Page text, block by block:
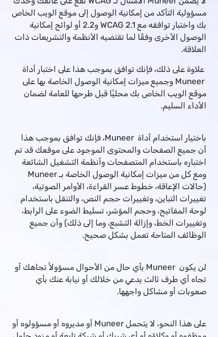
مسؤولية التأكد من إمكانية الوصول إلى موقع الويب الخاص
بك واختبار توافقه مع WCAG 2.1 و2.2 أو لوائح إمكانية
الوصول الأخرى وفقًا لما تقتضيه الأنظمة والتشريعات ذات
العلاقة.
علاوة على ذلك، فإنك توافق بموجب هذا على اختبار أداة
Muneer وجميع ميزات إمكانية الوصول الخاصة بها على
موقع الويب الخاص بك محليًا قبل طرحها للعامة لضمان
الأداء السليم.
باختيار استخدام أداة Muneer، فإنك توافق بموجب هذا
أن جميع الصفحات والمحتوى الموجود على موقعك قد تم
اختباره باستخدام المتصفحات وأنظمة التشغيل الشائعة
ومع كل من ميزات إمكانية الوصول الخاصة بـ Muneer
(حالات الإعاقة، خطوط عسر القراءة، الأوامر الصوتية،
تغييرات التباين، وتغييرات حجم النص، والتنقل باستخدام
لوحة المفاتيح، وحجم المؤشر، تسليط الضوء على الرابط،
وتغييرات الخط، وإزالة التشبع، وما إلى ذلك) وأن جميع
الوظائف المتاحة تعمل بشكل صحيح.
لن يكون Muneer بأي حال من الأحوال مسؤولاً تجاهك أو
تجاه أي طرف ثالث يدعي من خلالك أو نيابة عنك بأي
صعوبات أو مشاكل واجهها.
على هذا النحو، لا يتحمل Muneer أو مديروه أو مسؤولوه أو